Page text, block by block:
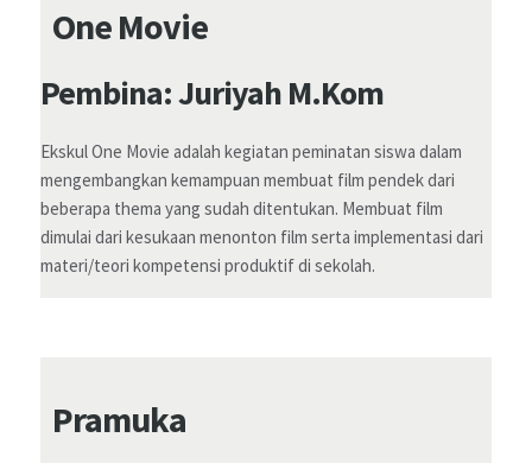
One Movie
Pembina: Juriyah M.Kom
Ekskul One Movie adalah kegiatan peminatan siswa dalam
mengembangkan kemampuan membuat film pendek dari
beberapa thema yang sudah ditentukan. Membuat film
dimulai dari kesukaan menonton film serta implementasi dari
materi/teori kompetensi produktif di sekolah.
Pramuka